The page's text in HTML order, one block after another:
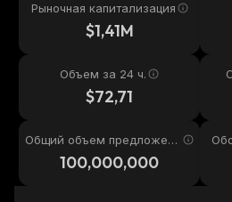
Рыночная капитализация
$1,41M
Объем за 24 ч.
$72,71
Общий объем предложени
100,000,000